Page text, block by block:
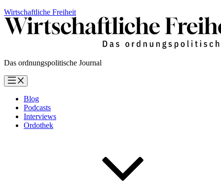
Zum
Inhalt
springen
Wirtschaftliche Freiheit
Das ordnungspolitische Journal
Blog
Podcasts
Interviews
Ordothek